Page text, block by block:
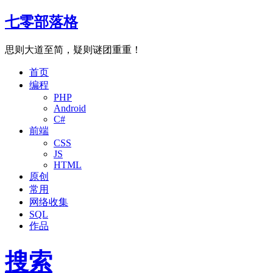
七零部落格
思则大道至简，疑则谜团重重！
首页
编程
PHP
Android
C#
前端
CSS
JS
HTML
原创
常用
网络收集
SQL
作品
搜索